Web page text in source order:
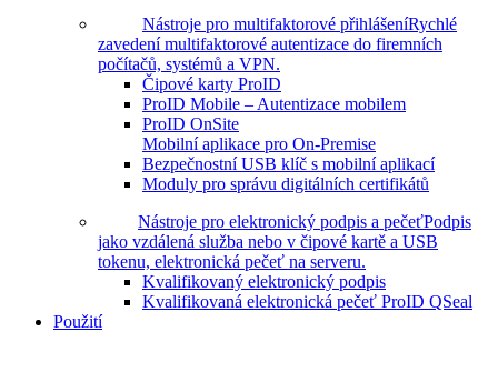
Nástroje pro multifaktorové přihlášeníRychlé
zavedení multifaktorové autentizace do firemních
počítačů, systémů a VPN.
Čipové karty ProID
ProID Mobile – Autentizace mobilem
ProID OnSite
Mobilní aplikace pro On-Premise
Bezpečnostní USB klíč s mobilní aplikací
Moduly pro správu digitálních certifikátů
Nástroje pro elektronický podpis a pečeťPodpis
jako vzdálená služba nebo v čipové kartě a USB
tokenu, elektronická pečeť na serveru.
Kvalifikovaný elektronický podpis
Kvalifikovaná elektronická pečeť ProID QSeal
Použití